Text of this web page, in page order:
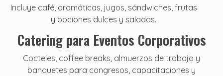
Incluye café, aromáticas, jugos, sándwiches, frutas
y opciones dulces y saladas.
Catering para Eventos Corporativos
Cocteles, coffee breaks, almuerzos de trabajo y
banquetes para congresos, capacitaciones y